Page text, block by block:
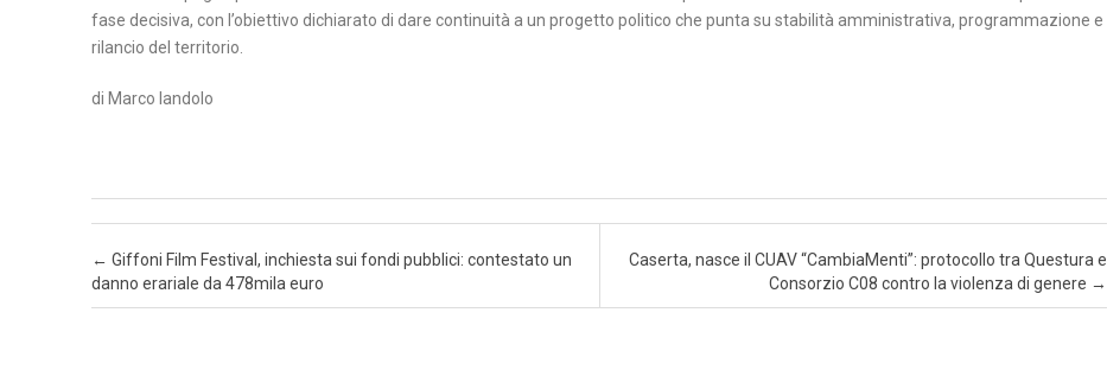
R
T
P
O
L
I
fase decisiva, con l’obiettivo dichiarato di dare continuità a un progetto politico che punta su stabilità amministrativa, programmazione e
rilancio del territorio.
di Marco Iandolo
Post navigation
← Giffoni Film Festival, inchiesta sui fondi pubblici: contestato un
danno erariale da 478mila euro
Caserta, nasce il CUAV “CambiaMenti”: protocollo tra Questura e
Consorzio C08 contro la violenza di genere →